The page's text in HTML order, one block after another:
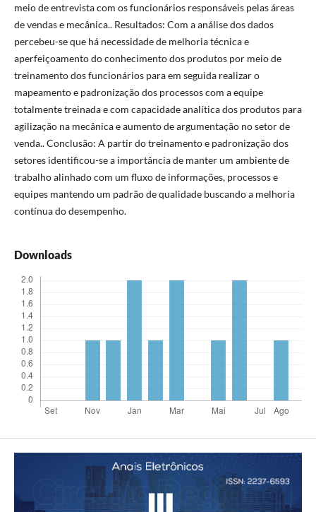
meio de entrevista com os funcionários responsáveis pelas áreas
de vendas e mecânica.. Resultados: Com a análise dos dados
percebeu-se que há necessidade de melhoria técnica e
aperfeiçoamento do conhecimento dos produtos por meio de
treinamento dos funcionários para em seguida realizar o
mapeamento e padronização dos processos com a equipe
totalmente treinada e com capacidade analítica dos produtos para
agilização na mecânica e aumento de argumentação no setor de
venda.. Conclusão: A partir do treinamento e padronização dos
setores identificou-se a importância de manter um ambiente de
trabalho alinhado com um fluxo de informações, processos e
equipes mantendo um padrão de qualidade buscando a melhoria
contínua do desempenho.
Downloads